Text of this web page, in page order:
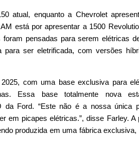
atual, enquanto a Chevrolet
está por apresentar a 1500
pensadas para serem elétricas
para ser eletrificada, com versões
com uma base exclusiva para
Essa base totalmente nova
da Ford. “Este não é a nossa única
em picapes elétricas.”, disse Farley. A
produzida em uma fábrica exclusiva,